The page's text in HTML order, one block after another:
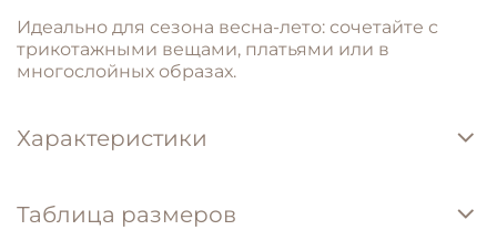
Идеально для сезона весна-лето: сочетайте с
трикотажными вещами, платьями или в
многослойных образах.
Характеристики
Таблица размеров